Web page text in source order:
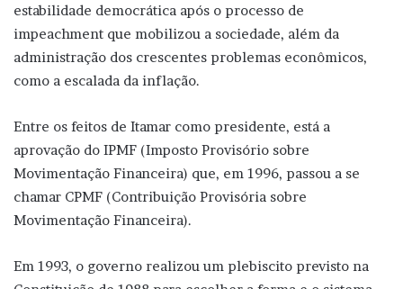
estabilidade democrática após o processo de
impeachment que mobilizou a sociedade, além da
administração dos crescentes problemas econômicos,
como a escalada da inflação.
Entre os feitos de Itamar como presidente, está a
aprovação do IPMF (Imposto Provisório sobre
Movimentação Financeira) que, em 1996, passou a se
chamar CPMF (Contribuição Provisória sobre
Movimentação Financeira).
Em 1993, o governo realizou um plebiscito previsto na